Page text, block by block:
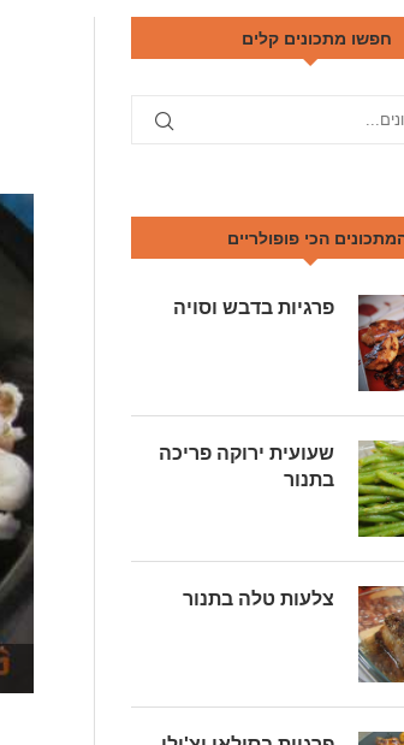
חפשו מתכונים קלים
הכי פופולריים
פרגיות בדבש וסויה
שעועית ירוקה פריכה
בתנור
צלעות טלה בתנור